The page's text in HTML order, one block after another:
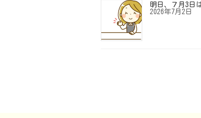
明日、７月3日
2026年7月2日